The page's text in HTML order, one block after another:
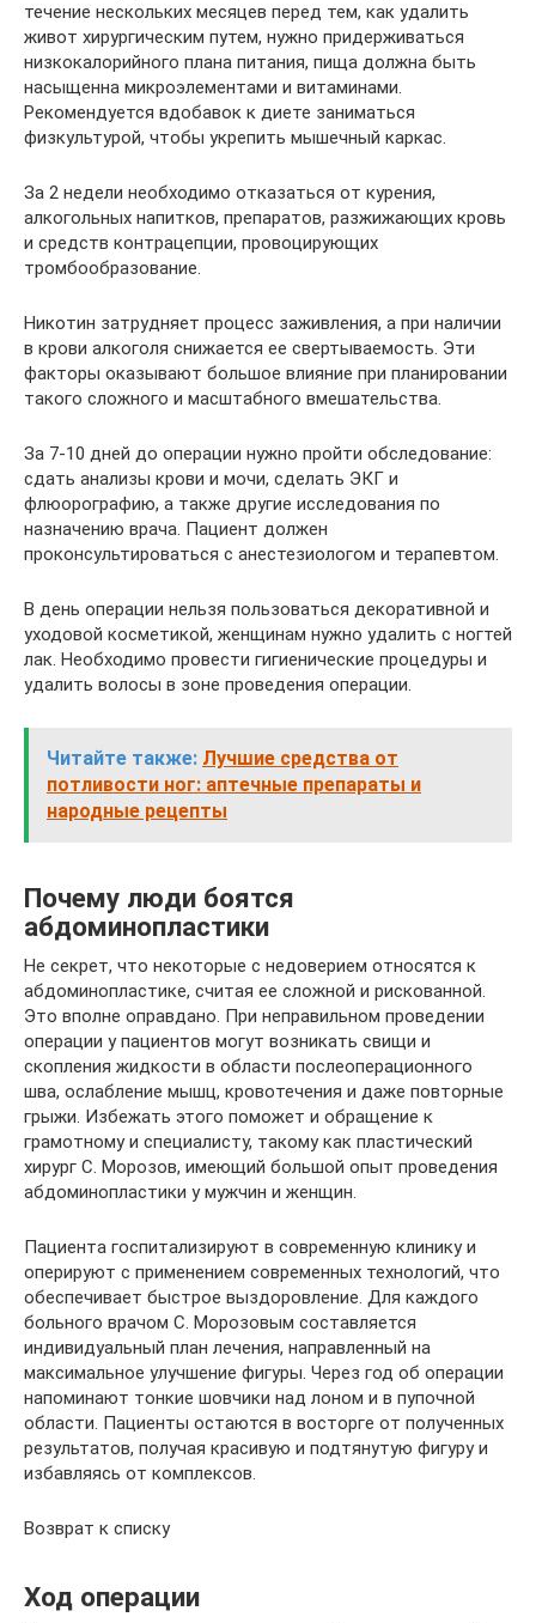
течение нескольких месяцев перед тем, как удалить
живот хирургическим путем, нужно придерживаться
низкокалорийного плана питания, пища должна быть
насыщенна микроэлементами и витаминами.
Рекомендуется вдобавок к диете заниматься
физкультурой, чтобы укрепить мышечный каркас.
За 2 недели необходимо отказаться от курения,
алкогольных напитков, препаратов, разжижающих кровь
и средств контрацепции, провоцирующих
тромбообразование.
Никотин затрудняет процесс заживления, а при наличии
в крови алкоголя снижается ее свертываемость. Эти
факторы оказывают большое влияние при планировании
такого сложного и масштабного вмешательства.
За 7-10 дней до операции нужно пройти обследование:
сдать анализы крови и мочи, сделать ЭКГ и
флюорографию, а также другие исследования по
назначению врача. Пациент должен
проконсультироваться с анестезиологом и терапевтом.
В день операции нельзя пользоваться декоративной и
уходовой косметикой, женщинам нужно удалить с ногтей
лак. Необходимо провести гигиенические процедуры и
удалить волосы в зоне проведения операции.
Читайте также: Лучшие средства от
потливости ног: аптечные препараты и
народные рецепты
Почему люди боятся
абдоминопластики
Не секрет, что некоторые с недоверием относятся к
абдоминопластике, считая ее сложной и рискованной.
Это вполне оправдано. При неправильном проведении
операции у пациентов могут возникать свищи и
скопления жидкости в области послеоперационного
шва, ослабление мышц, кровотечения и даже повторные
грыжи. Избежать этого поможет и обращение к
грамотному и специалисту, такому как пластический
хирург С. Морозов, имеющий большой опыт проведения
абдоминопластики у мужчин и женщин.
Пациента госпитализируют в современную клинику и
оперируют с применением современных технологий, что
обеспечивает быстрое выздоровление. Для каждого
больного врачом С. Морозовым составляется
индивидуальный план лечения, направленный на
максимальное улучшение фигуры. Через год об операции
напоминают тонкие шовчики над лоном и в пупочной
области. Пациенты остаются в восторге от полученных
результатов, получая красивую и подтянутую фигуру и
избавляясь от комплексов.
Возврат к списку
Ход операции